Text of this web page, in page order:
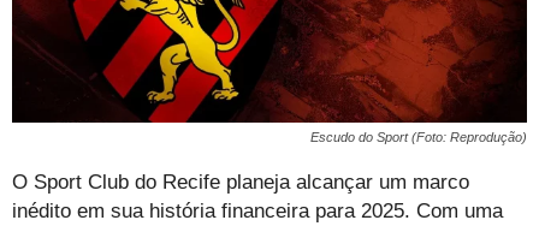
Escudo do Sport (Foto: Reprodução)
O Sport Club do Recife planeja alcançar um marco
inédito em sua história financeira para 2025. Com uma